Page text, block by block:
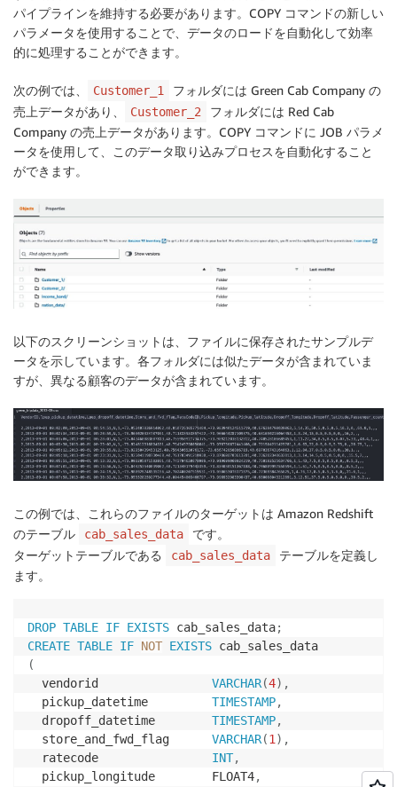
パイプラインを維持する必要があります。COPY コマンドの新しい
パラメータを使用することで、データのロードを自動化して効率
的に処理することができます。
次の例では、 Customer_1
フォルダには Green Cab Company の
売上データがあり、
Customer_2
フォルダには Red Cab
Company の売上データがあります。COPY コマンドに JOB パラメ
ータを使用して、このデータ取り込みプロセスを自動化すること
ができます。
以下のスクリーンショットは、ファイルに保存されたサンプルデ
ータを示しています。各フォルダには似たデータが含まれていま
すが、異なる顧客のデータが含まれています。
この例では、これらのファイルのターゲットは Amazon Redshift
のテーブル
cab_sales_data
です。
ターゲットテーブルである
cab_sales_data
テーブルを定義し
ます。
DROP TABLE IF EXISTS cab_sales_data;
CREATE TABLE IF NOT EXISTS
(
  vendorid
VARCHAR(4) ,
  pickup_datetime
TIMESTAMP,
  dropoff_datetime
TIMESTAMP,
  store_and_fwd_flag
VARCHAR(1) ,
  ratecode
INT,
  pickup_longitude        FLOAT4
,